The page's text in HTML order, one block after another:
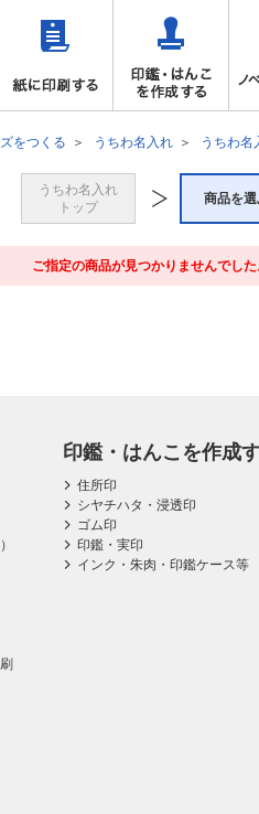
をつくる うちわ名入れ うちわ名
うちわ名入れ
トップ
商品を
ご指定の商品が見つかりませんでし
印鑑・はんこを作成
住所印
シヤチハタ・浸透印
ゴム印
印鑑・実印
インク・朱肉・印鑑ケース等